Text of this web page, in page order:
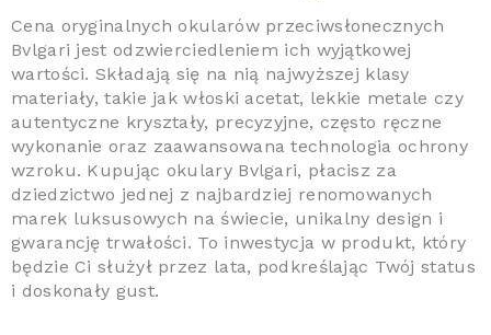
Cena oryginalnych okularów przeciwsłonecznych
Bvlgari jest odzwierciedleniem ich wyjątkowej
wartości. Składają się na nią najwyższej klasy
materiały, takie jak włoski acetat, lekkie metale czy
autentyczne kryształy, precyzyjne, często ręczne
wykonanie oraz zaawansowana technologia ochrony
wzroku. Kupując okulary Bvlgari, płacisz za
dziedzictwo jednej z najbardziej renomowanych
marek luksusowych na świecie, unikalny design i
gwarancję trwałości. To inwestycja w produkt, który
będzie Ci służył przez lata, podkreślając Twój status
i doskonały gust.